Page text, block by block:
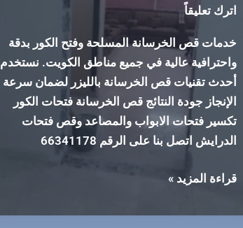
اترك تعليقاً
خدمات قص الخرسانة المسلحة وفتح الكور بدقة
واحترافية عالية في جميع مناطق الكويت. نستخدم
أحدث تقنيات قص الخرسانة بالليزر لضمان سرعة
الإنجاز جودة النتائج قص الخرسانة فتحات الكور
تكسير فتحات الابواب والمصاعد وقص فتحات
الدرايش اتصل بنا على الرقم 66341178
قص
فتحات
قراءة المزيد »